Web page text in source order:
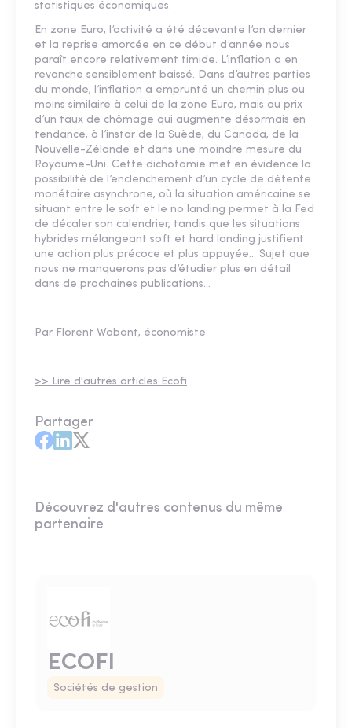
statistiques économiques.
En zone Euro, l’activité a été décevante l’an dernier
et la reprise amorcée en ce début d’année nous
paraît encore relativement timide. L’inflation a en
revanche sensiblement baissé. Dans d’autres parties
du monde, l’inflation a emprunté un chemin plus ou
moins similaire à celui de la zone Euro, mais au prix
d’un taux de chômage qui augmente désormais en
tendance, à l’instar de la Suède, du Canada, de la
Nouvelle-Zélande et dans une moindre mesure du
Royaume-Uni. Cette dichotomie met en évidence la
possibilité de l’enclenchement d’un cycle de détente
monétaire asynchrone, où la situation américaine se
situant entre le soft et le no landing permet à la Fed
de décaler son calendrier, tandis que les situations
hybrides mélangeant soft et hard landing justifient
une action plus précoce et plus appuyée… Sujet que
nous ne manquerons pas d’étudier plus en détail
dans de prochaines publications…
Par Florent Wabont, économiste
>> Lire d'autres articles Ecofi
Partager
Découvrez d'autres contenus du même
partenaire
ECOFI
Sociétés de gestion